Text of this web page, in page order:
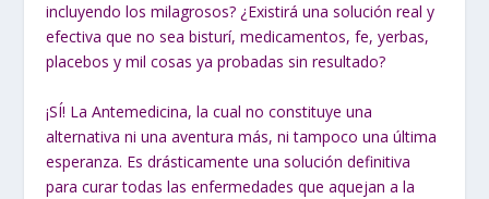
incluyendo los milagrosos? ¿Existirá una solución real y
efectiva que no sea bisturí, medicamentos, fe, yerbas,
placebos y mil cosas ya probadas sin resultado?
¡SÍ! La Antemedicina, la cual no constituye una
alternativa ni una aventura más, ni tampoco una última
esperanza. Es drásticamente una solución definitiva
para curar todas las enfermedades que aquejan a la